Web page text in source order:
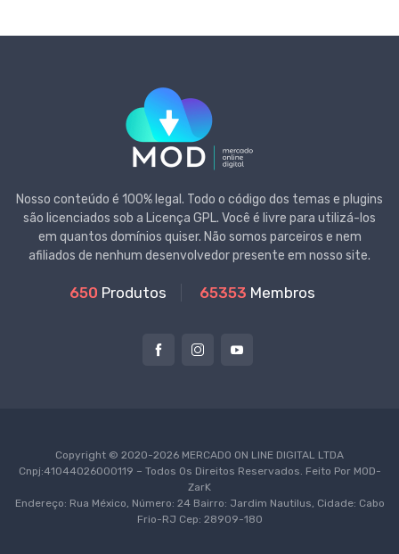
Nosso conteúdo é 100% legal. Todo o código dos temas e plugins
são licenciados sob a Licença GPL. Você é livre para utilizá-los
em quantos domínios quiser. Não somos parceiros e nem
afiliados de nenhum desenvolvedor presente em nosso site.
650 Produtos 65353 Membros
Copyright © 2020-2026 MERCADO ON LINE DIGITAL LTDA
Cnpj:41044026000119 – Todos Os Direitos Reservados. Feito Por MOD-
ZarK
Endereço: Rua México, Número: 24 Bairro: Jardim Nautilus, Cidade: Cabo
Frio-RJ Cep: 28909-180